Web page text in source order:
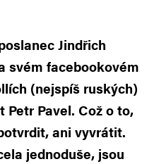
Jindřich
svém facebookovém
(nejspíš ruských)
Pavel. Což o to,
ani vyvrátit.
jednoduše, jsou